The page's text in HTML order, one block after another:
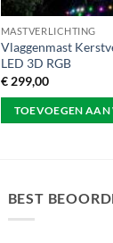
MASTVERLICHTING
Vlaggenmast
LED 3D RGB
€299,00
TOEVOEGEN
BEST